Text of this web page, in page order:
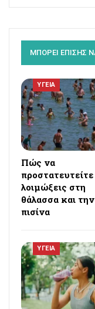
ΜΠΟΡΕΙ ΕΠΙΣΗΣ
ΥΓΕΙΑ
Πώς να
λοιμώξεις στη
θάλασσα και την
πισίνα
ΥΓΕΙΑ